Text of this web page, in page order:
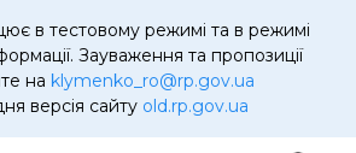
в тестовому режимі та в режимі
Зауваження та пропозиції
на klymenko_ro@rp.gov.ua
версія сайту old.rp.gov.ua